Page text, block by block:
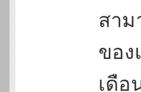
สาม
ของ
เดือ